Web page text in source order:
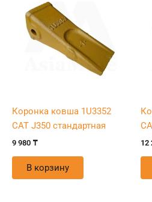
Коронка ковша 1U3352
CAT J350 стандартная
9 980 ₸
В корзину
12